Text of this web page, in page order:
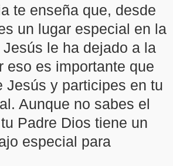
te enseña que, desde
un lugar especial en la
le ha dejado a la
eso es importante que
Jesús y participes en tu
Aunque no sabes el
Padre Dios tiene un
especial para